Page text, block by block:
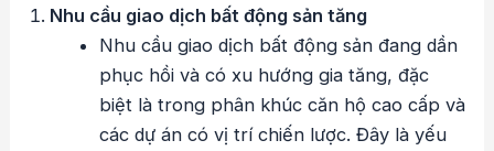
Nhu cầu giao dịch bất động sản tăng
Nhu cầu giao dịch bất động sản đang dần
phục hồi và có xu hướng gia tăng, đặc
biệt là trong phân khúc căn hộ cao cấp và
các dự án có vị trí chiến lược. Đây là yếu